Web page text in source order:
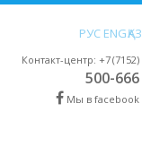
РУС ENGҚАЗ
Контакт-центр: +7 (7152)
500-666
Мы в facebook